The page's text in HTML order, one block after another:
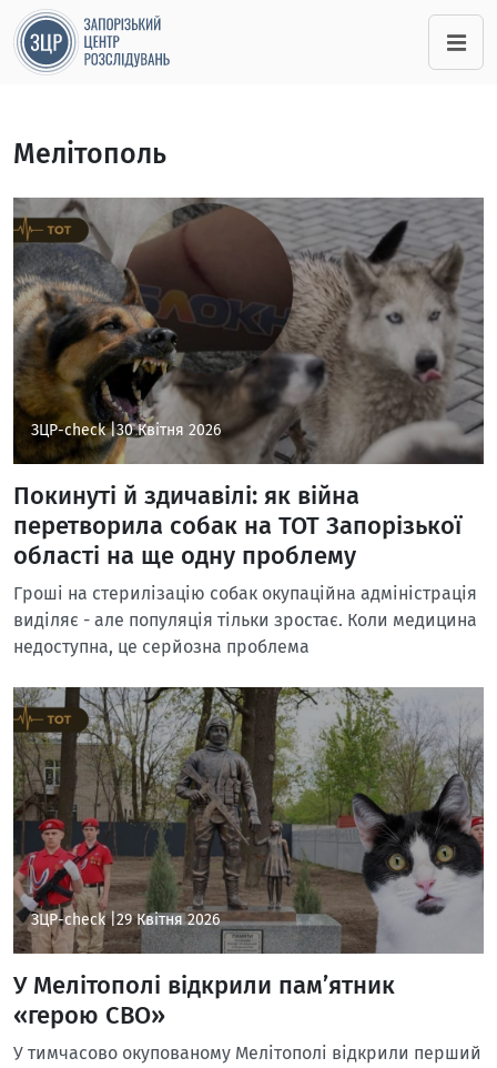
Мелітополь
ЗЦР-check |30 Квітня 2026
Покинуті й здичавілі: як війна
перетворила собак на ТОТ Запорізької
області на ще одну проблему
Гроші на стерилізацію собак окупаційна адміністрація
виділяє - але популяція тільки зростає. Коли медицина
недоступна, це серйозна проблема
ЗЦР-check |29 Квітня 2026
У Мелітополі відкрили пам’ятник
«герою СВО»
У тимчасово окупованому Мелітополі відкрили перший